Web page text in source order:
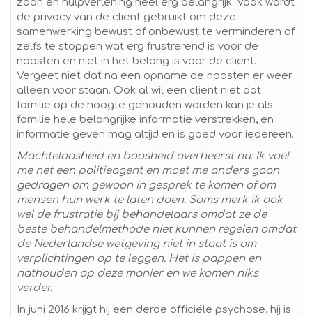
zoon en hulpverlening heel erg belangrijk. Vaak wordt
de privacy van de cliënt gebruikt om deze
samenwerking bewust of onbewust te verminderen of
zelfs te stoppen wat erg frustrerend is voor de
naasten en niet in het belang is voor de cliënt.
Vergeet niet dat na een opname de naasten er weer
alleen voor staan. Ook al wil een client niet dat
familie op de hoogte gehouden worden kan je als
familie hele belangrijke informatie verstrekken, en
informatie geven mag altijd en is goed voor iedereen.
Machteloosheid en boosheid overheerst nu: Ik voel
me net een politieagent en moet me anders gaan
gedragen om gewoon in gesprek te komen of om
mensen hun werk te laten doen. Soms merk ik ook
wel de frustratie bij behandelaars omdat ze de
beste behandelmethode niet kunnen regelen omdat
de Nederlandse wetgeving niet in staat is om
verplichtingen op te leggen. Het is pappen en
nathouden op deze manier en we komen niks
verder.
In juni 2016 krijgt hij een derde officiële psychose, hij is